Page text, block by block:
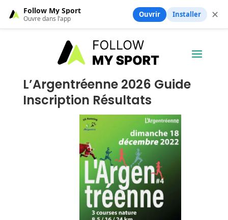
L’Argentréenne 2026 Guide
Inscription Résultats
Follow My Sport
Ouvre dans l’app Ouvrir Installer ✕